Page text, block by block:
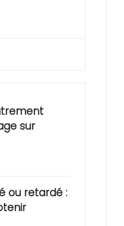
sur
ou retardé :